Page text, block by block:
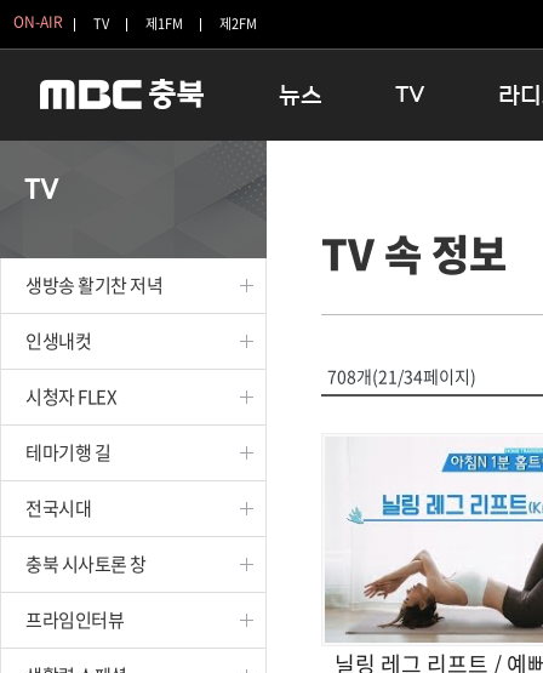
ON-AIR TV 제1FM 제2FM
뉴스
보은
옥천
TV
인생내컷
테마기행 길
시청자 FLEX
특집프로그램
종영프로그램
라
16:00 완
우리 고
TV
생방송 활기찬 저녁
인생내컷
시청자 FLEX
테마기행 길
전국시대
충북 시사토론 창
프라임인터뷰
TV 속 정보
708개(21/34페이지)
닐링 레그 리프트 / 예